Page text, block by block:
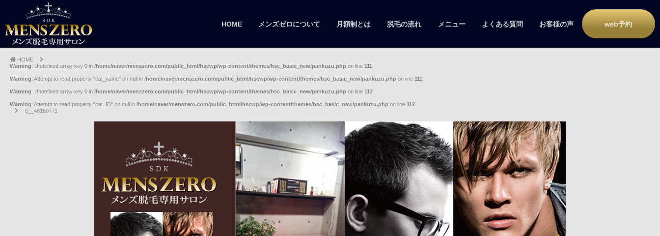
HOME メンズゼロについて 月額制とは 脱毛の流れ メニュー よくある質問 お客様の声 web予約
HOME
Warning: Undefined array key 0 in /home/naver/menszero.com/public_html/hscwp/wp-content/themes/hsc_basic_new/pankuzu.php on line 111
Warning: Attempt to read property "cat_name" on null in /home/naver/menszero.com/public_html/hscwp/wp-content/themes/hsc_basic_new/pankuzu.php on line 111
Warning: Undefined array key 0 in /home/naver/menszero.com/public_html/hscwp/wp-content/themes/hsc_basic_new/pankuzu.php on line 112
Warning: Attempt to read property "cat_ID" on null in /home/naver/menszero.com/public_html/hscwp/wp-content/themes/hsc_basic_new/pankuzu.php on line 112
S__48160771